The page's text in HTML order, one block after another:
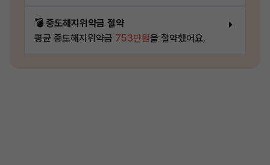
💣 중도해지위약금 절약
평균 중도해지위약금 753만원을 절약했어요.